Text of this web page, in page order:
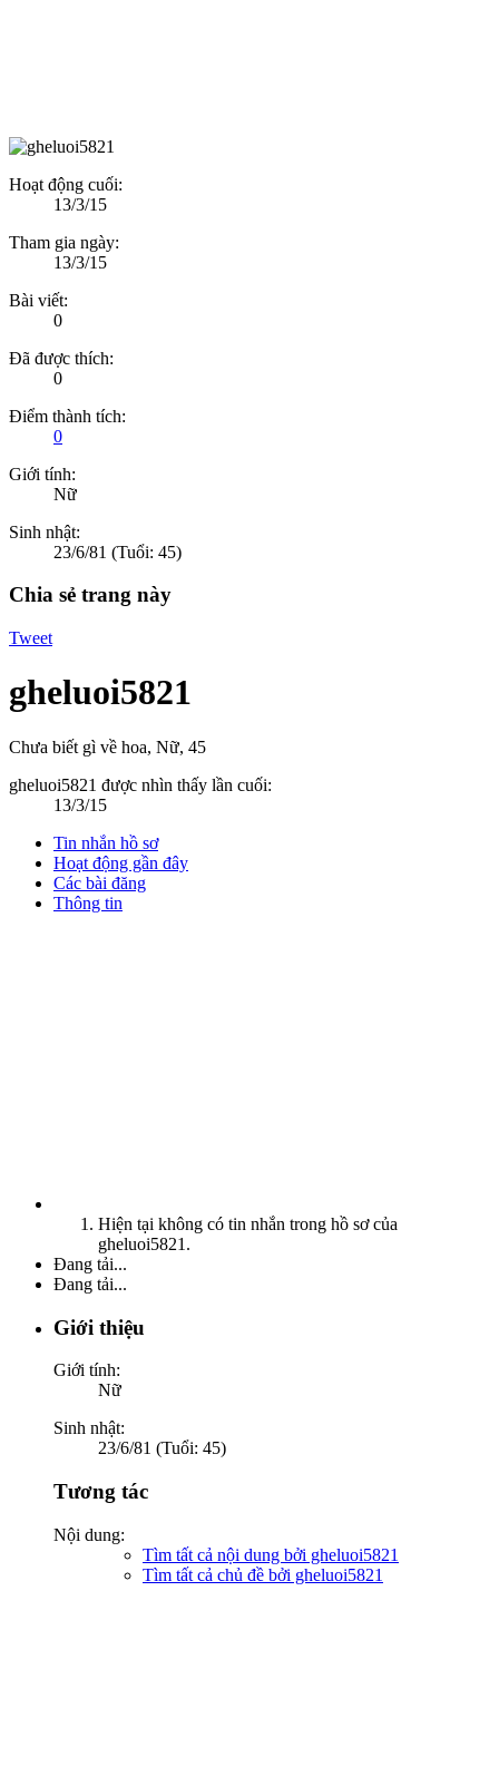
Hoạt động cuối:
13/3/15
Tham gia ngày:
13/3/15
Bài viết:
0
Đã được thích:
0
Điểm thành tích:
0
Giới tính:
Nữ
Sinh nhật:
23/6/81 (Tuổi: 45)
Chia sẻ trang này
Tweet
gheluoi5821
Chưa biết gì về hoa, Nữ, 45
gheluoi5821 được nhìn thấy lần cuối:
13/3/15
Tin nhắn hồ sơ
Hoạt động gần đây
Các bài đăng
Thông tin
Hiện tại không có tin nhắn trong hồ sơ của
gheluoi5821.
Đang tải...
Đang tải...
Giới thiệu
Giới tính:
Nữ
Sinh nhật:
23/6/81 (Tuổi: 45)
Tương tác
Nội dung:
Tìm tất cả nội dung bởi gheluoi5821
Tìm tất cả chủ đề bởi gheluoi5821